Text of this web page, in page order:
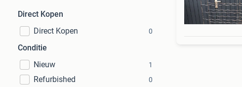
Direct Kopen
Direct Kopen
0
Conditie
Nieuw
1
Refurbished 0